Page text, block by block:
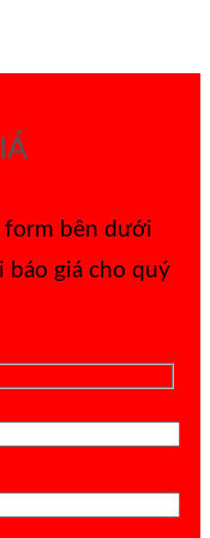
bên dưới
báo giá cho quý